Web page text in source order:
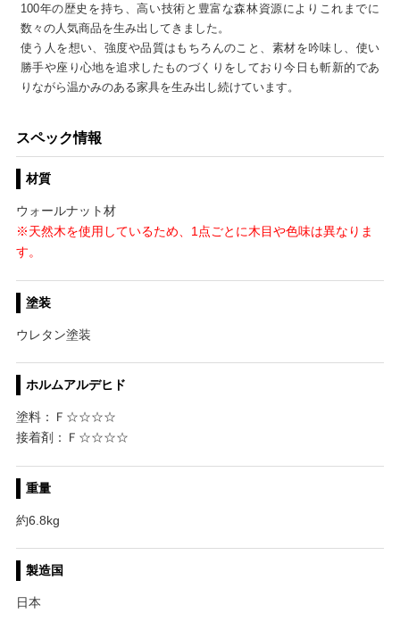
100年の歴史を持ち、高い技術と豊富な森林資源によりこれまでに
数々の人気商品を生み出してきました。
使う人を想い、強度や品質はもちろんのこと、素材を吟味し、使い
勝手や座り心地を追求したものづくりをしており今日も斬新的であ
りながら温かみのある家具を生み出し続けています。
スペック情報
材質
ウォールナット材
※天然木を使用しているため、1点ごとに木目や色味は異なりま
す。
塗装
ウレタン塗装
ホルムアルデヒド
塗料：Ｆ☆☆☆☆
接着剤：Ｆ☆☆☆☆
重量
約6.8kg
製造国
日本